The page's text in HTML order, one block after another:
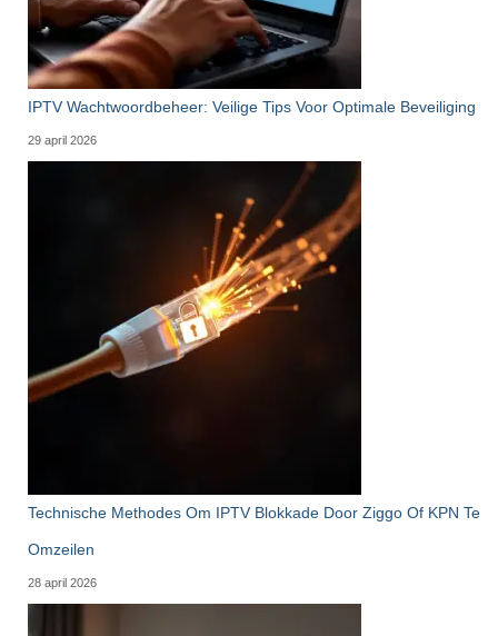
IPTV Wachtwoordbeheer: Veilige Tips Voor Optimale Beveiliging
29 april 2026
Technische Methodes Om IPTV Blokkade Door Ziggo Of KPN Te
Omzeilen
28 april 2026